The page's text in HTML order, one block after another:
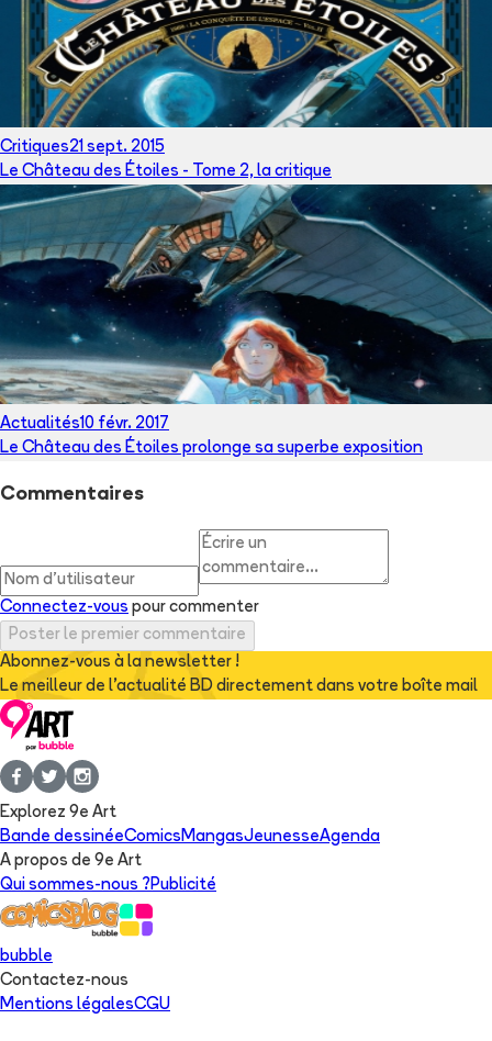
Critiques21 sept. 2015
Le Château des Étoiles - Tome 2, la critique
Actualités10 févr. 2017
Le Château des Étoiles prolonge sa superbe exposition
Commentaires
Connectez-vous pour commenter
Poster le premier commentaire
Abonnez-vous à la newsletter !
Le meilleur de l'actualité BD directement dans votre boîte mail
Explorez 9e Art
Bande dessinéeComics MangasJeunesseAgenda
A propos de 9e Art
Qui sommes-nous ? Publicité
bubble
Contactez-nous
Mentions légalesCGU